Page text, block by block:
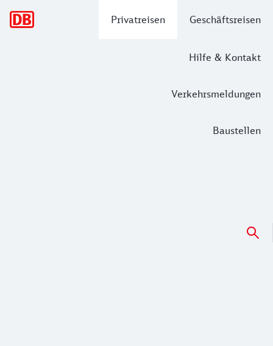
Privatreisen Geschäftsreisen
Hilfe & Kontakt
Verkehrsmeldungen
Baustellen